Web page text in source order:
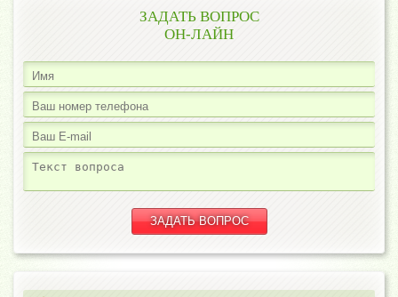
ЗАДАТЬ ВОПРОС
ОН-ЛАЙН